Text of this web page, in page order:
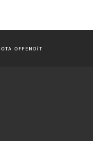
OFFENDIT